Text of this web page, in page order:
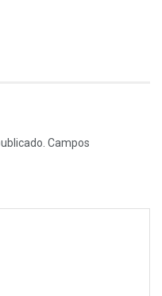
Campos